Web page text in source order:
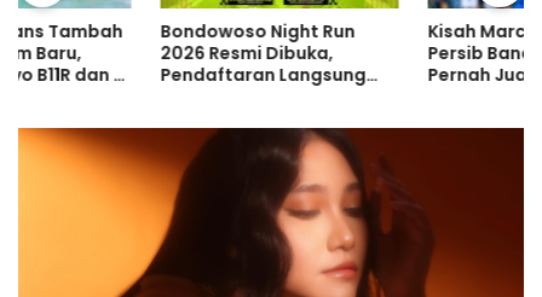
Bondowoso Night Run
2026 Resmi Dibuka,
Pendaftaran Langsung
Kisah Marc Klok, Kapten
Persib Bandung yang
Pernah Juara Piala